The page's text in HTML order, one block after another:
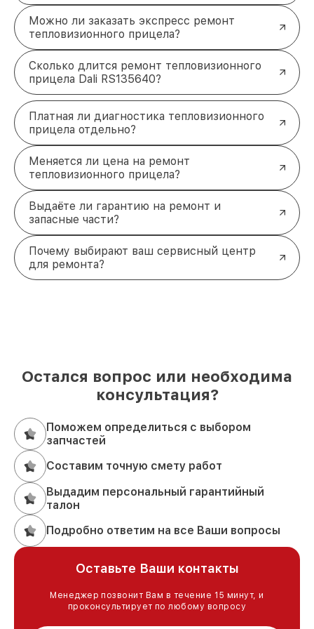
Можно ли заказать экспресс ремонт
тепловизионного прицела?
Сколько длится ремонт тепловизионного
прицела Dali RS135640?
Платная ли диагностика тепловизионного
прицела отдельно?
Меняется ли цена на ремонт
тепловизионного прицела?
Выдаёте ли гарантию на ремонт и
запасные части?
Почему выбирают ваш сервисный центр
для ремонта?
Остался вопрос или необходима
консультация?
Поможем определиться с выбором
запчастей
Составим точную смету работ
Выдадим персональный гарантийный
талон
Подробно ответим на все Ваши вопросы
Оставьте Ваши контакты
Менеджер позвонит Вам в течение 15 минут, и
проконсультирует по любому вопросу